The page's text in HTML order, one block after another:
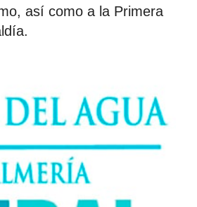
así como a la Primera